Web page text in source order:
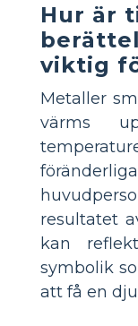
Hur är
viktig
Metaller
värms
resultatet
kan
symbolik
att få en